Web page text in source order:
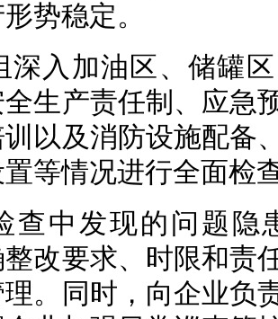
势稳定。
深入加油区、储罐
生产责任制、应急
训以及消防设施配备
等情况进行全面检
查中发现的问题隐
改要求、时限和责
。同时，向企业负